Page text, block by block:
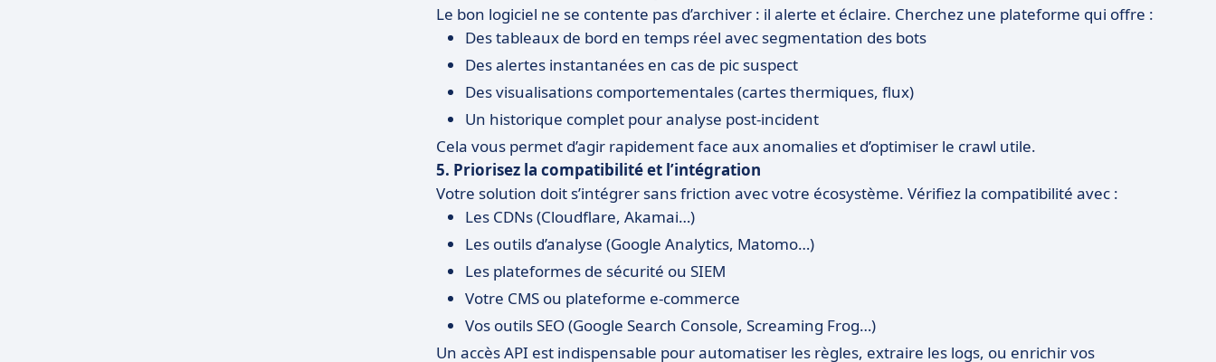
Le bon logiciel ne se contente pas d’archiver : il alerte et éclaire. Cherchez une plateforme qui offre :
Des tableaux de bord en temps réel avec segmentation des bots
Des alertes instantanées en cas de pic suspect
Des visualisations comportementales (cartes thermiques, flux)
Un historique complet pour analyse post-incident
Cela vous permet d’agir rapidement face aux anomalies et d’optimiser le crawl utile.
5. Priorisez la compatibilité et l’intégration
Votre solution doit s’intégrer sans friction avec votre écosystème. Vérifiez la compatibilité avec :
Les CDNs (Cloudflare, Akamai…)
Les outils d’analyse (Google Analytics, Matomo…)
Les plateformes de sécurité ou SIEM
Votre CMS ou plateforme e-commerce
Vos outils SEO (Google Search Console, Screaming Frog…)
Un accès API est indispensable pour automatiser les règles, extraire les logs, ou enrichir vos